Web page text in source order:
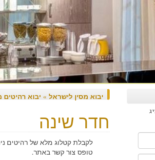
יבוא מסין לישראל » יבוא רהיטים
חדר שינה
לקבלת קטלוג מלא של רהיטים
טופס צור קשר באתר.